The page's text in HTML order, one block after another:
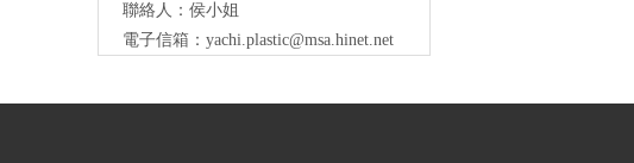
聯絡人：侯小姐
電子信箱： yachi.plastic@msa.hinet.net